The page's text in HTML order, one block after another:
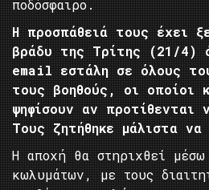
ποδόσφαιρο.
Η προσπάθειά τους έχει
βράδυ της Τρίτης (21/4)
email εστάλη σε όλους
τους βοηθούς, οι οποίοι
ψηφίσουν αν προτίθενται
Τους ζητήθηκε μάλιστα
Η αποχή θα στηριχθεί μέσω
κωλυμάτων, με τους